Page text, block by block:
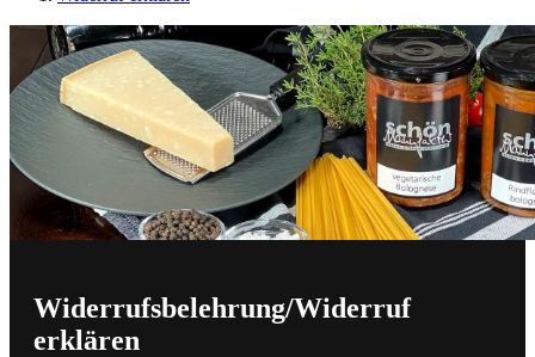
Widerrufsbelehrung/Widerruf
erklären